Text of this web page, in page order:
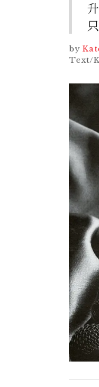
by
Text/